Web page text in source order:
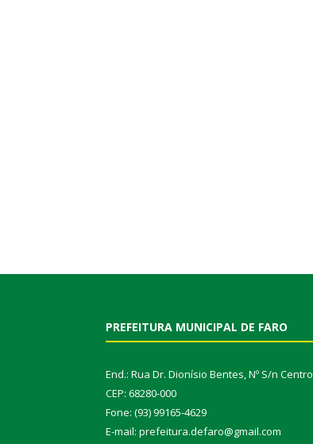
PREFEITURA MUNICIPAL DE FARO
End.: Rua Dr. Dionísio Bentes, Nº S/n Centro
CEP: 68280-000
Fone: (93) 99165-4629
E-mail: prefeitura.defaro@gmail.com